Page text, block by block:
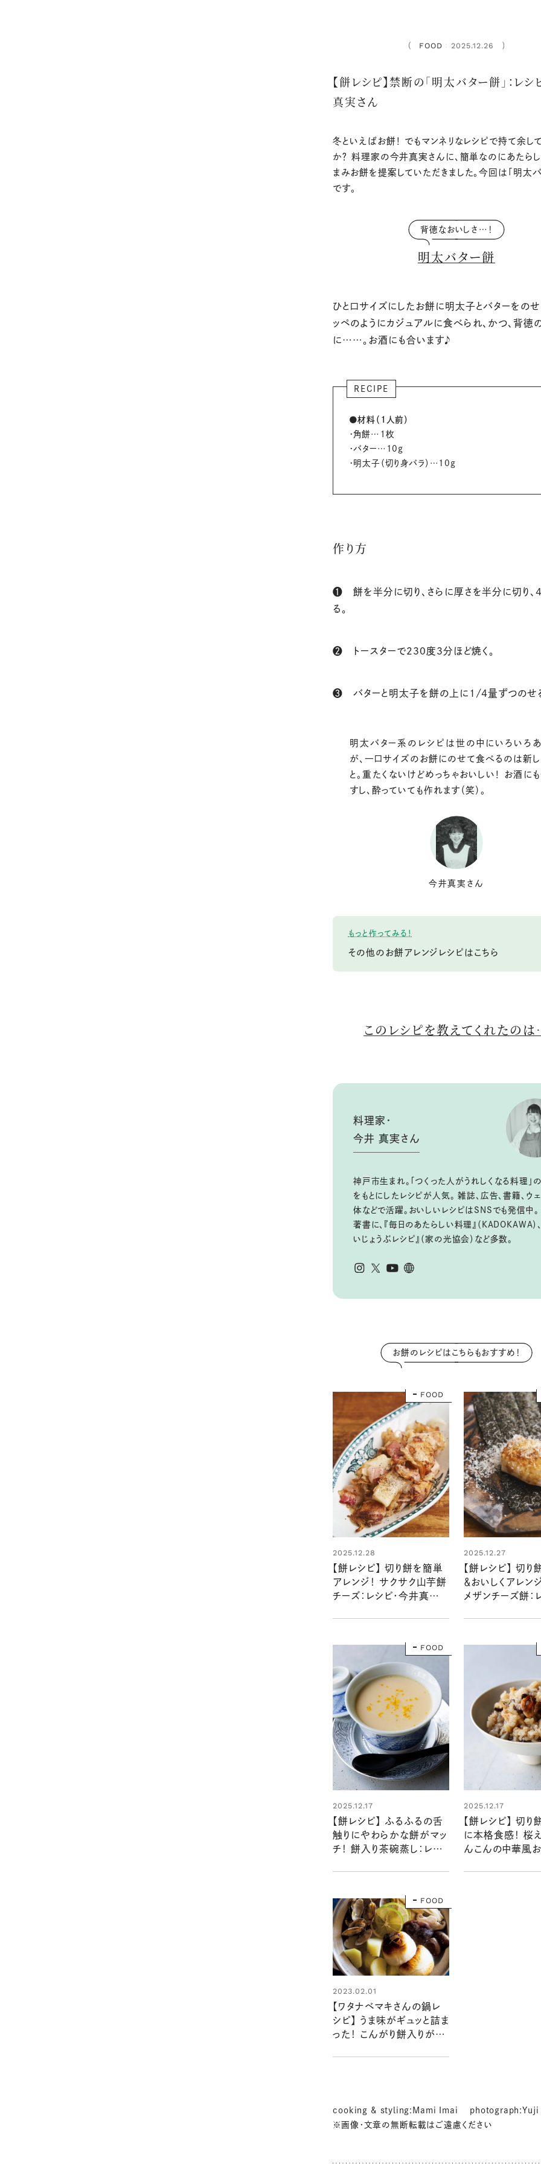
FOOD ： 2025.12.26
【餅レシピ】禁断の「明太バター餅」：レシ
真実さん
冬といえばお餅！ でもマンネリなレシピで持て余し
か？ 料理家の今井真実さんに、簡単なのにあたらし
まみお餅を提案していただきました。今回は「 明太
です。
背徳なおいしさ…！
明太バター餅
ひと口サイズにしたお餅に明太子とバターをのせ
ッペのようにカジュアルに食べられ、かつ、背徳
に……。お酒にも合います♪
RECIPE
●材料（１人前）
・角餅… １ 枚
・バター…10g
・明太子（切り身バラ）… 10g
作り方
❶ 餅を半分に切り、さらに厚さを半分に切り、
る。
❷ トースターで２３０度３分ほど焼く。
❸ バターと明太子を餅の上に1/4量ずつのせ
明太バター系のレシピは世の中にいろいろ
が、一口サイズのお餅にのせて食べるのは新
と。重たくないけどめっちゃおいしい！ お酒に
すし、酔っていても作れます（笑）。
今井真実さん
もっと作ってみる！
その他のお餅アレンジレシピはこちら
このレシピを教えてくれたの
料理家・
今井 真実さん
神戸市生まれ。「つくった人がうれしくなる料理」
をもとにしたレシピが人気。 雑誌、広告、書籍、ウ
体などで活躍。おいしいレシピはSNSでも発信中。
著書に、『毎日のあたらしい料理』（KADOKAWA）
いじょうぶレシピ』（家の光協会）など多数。
お餅のレシピはこちらもおすすめ！
FOOD
2025.12.28
【餅レシピ】 切り餅を簡単
アレンジ！ サクサク山芋餅
チーズ：レシピ・今井真実さ
2025.12.27
【餅レシピ】 切り
＆おいしくアレン
メザンチーズ餅：
FOOD
2025.12.17
【餅レシピ】 ふるふるの舌
触りにやわらかな餅がマッ
チ！ 餅入り茶碗蒸し：レシ
2025.12.17
【餅レシピ】 切り
に本格食感！ 桜
んこんの中華風お
FOOD
2023.02.01
【ワタナベマキさんの鍋レ
シピ】 うま味がギュッと詰ま
った！ こんがり餅入りがう
cooking & styling:Mami Imai photograph:Yuji
※画像・文章の無断転載はご遠慮ください